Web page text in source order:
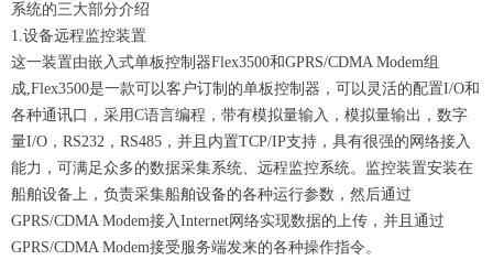
系统的三大部分介绍
1.设备远程监控装置
这一装置由嵌入式单板控制器Flex3500和GPRS/CDMA Modem组
成,Flex3500是一款可以客户订制的单板控制器，可以灵活的配置I/O和
各种通讯口，采用C语言编程，带有模拟量输入，模拟量输出，数字
量I/O，RS232，RS485，并且内置TCP/IP支持，具有很强的网络接入
能力，可满足众多的数据采集系统、远程监控系统。监控装置安装在
船舶设备上，负责采集船舶设备的各种运行参数，然后通过
GPRS/CDMA Modem接入Internet网络实现数据的上传，并且通过
GPRS/CDMA Modem接受服务端发来的各种操作指令。